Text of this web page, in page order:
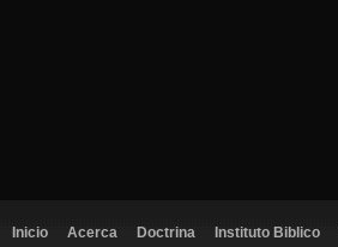
Inicio Acerca Doctrina Instituto Biblico